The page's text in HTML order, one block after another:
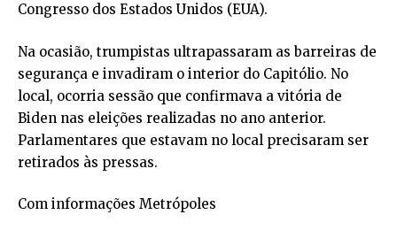
Congresso dos Estados Unidos (EUA).
Na ocasião, trumpistas ultrapassaram as barreiras de
segurança e invadiram o interior do Capitólio. No
local, ocorria sessão que confirmava a vitória de
Biden nas eleições realizadas no ano anterior.
Parlamentares que estavam no local precisaram ser
retirados às pressas.
Com informações Metrópoles